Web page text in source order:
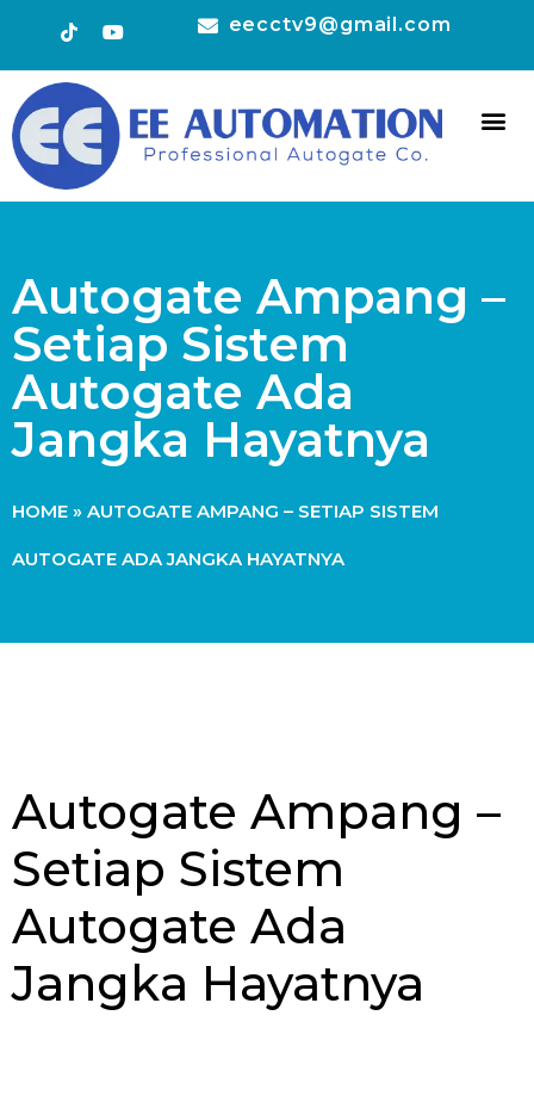
eecctv9@gmail.com
Autogate Ampang –
Setiap Sistem
Autogate Ada
Jangka Hayatnya
HOME » AUTOGATE AMPANG – SETIAP SISTEM
AUTOGATE ADA JANGKA HAYATNYA
Autogate Ampang –
Setiap Sistem
Autogate Ada
Jangka Hayatnya